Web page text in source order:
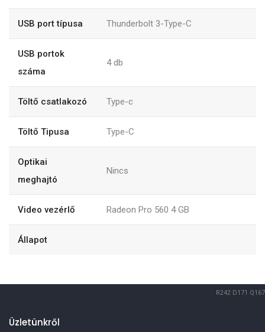
USB port típusa Thunderbolt 3-Type-C
USB portok
száma
4 db
Töltő csatlakozó Type-c
Töltő Tipusa Type-C
Optikai
meghajtó
Nincs
Video vezérlő Radeon Pro 560 4 GB
Állapot
R242 D171 Q167
Üzletünkről